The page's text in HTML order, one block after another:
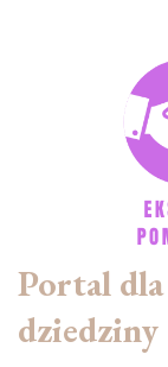
Portal
dziedziny